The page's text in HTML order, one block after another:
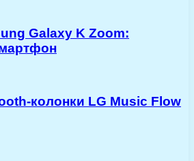
Galaxy K Zoom:
колонки LG Music Flow